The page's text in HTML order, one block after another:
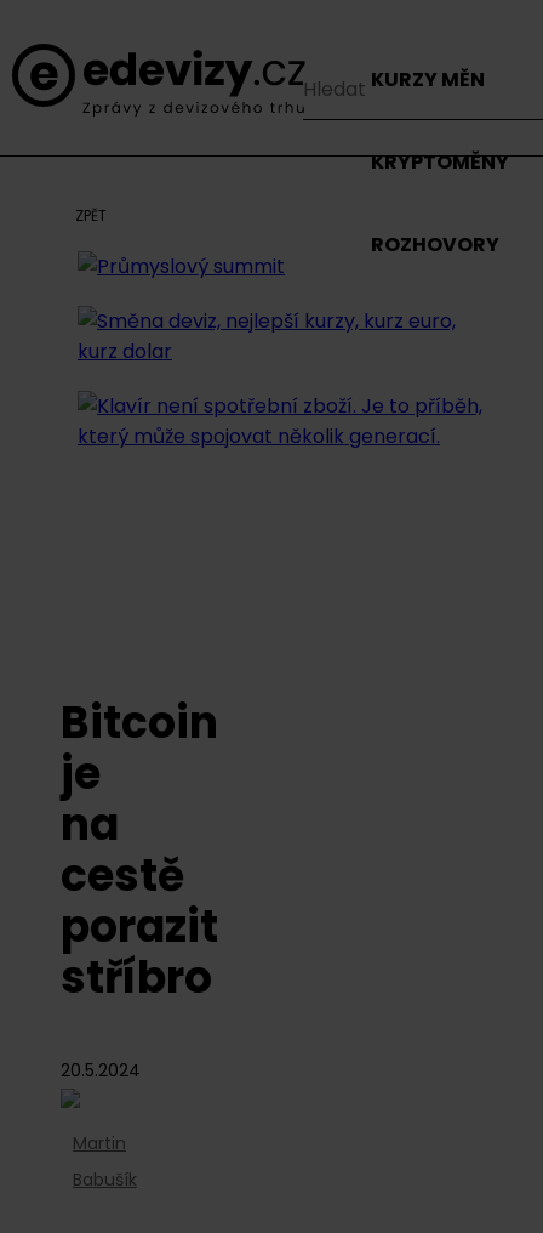
KURZY MĚN
KRYPTOMĚNY
ROZHOVORY
ZPĚT
Bitcoin
je
na
cestě
porazit
stříbro
20.5.2024
Martin
Babušík